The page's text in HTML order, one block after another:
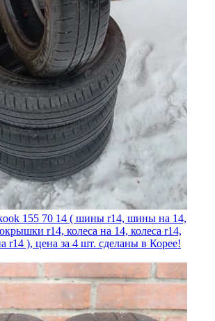
155 70 14 ( шины r14, шины на 14,
r14, колеса на 14, колеса r14,
r14 ), цена за 4 шт. сделаны в Корее!